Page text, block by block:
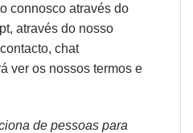
connosco através do
através do nosso
contacto, chat
ver os nossos termos e
de pessoas para